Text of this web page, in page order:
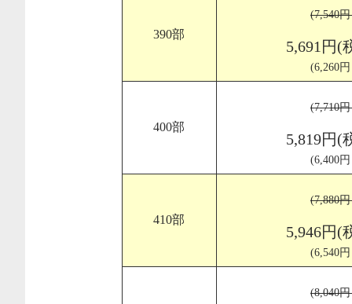
390部
(7,540
5,691円(
(6,260
400部
(7,710
5,819円(
(6,400
410部
(7,880
5,946円(
(6,540
(8,040